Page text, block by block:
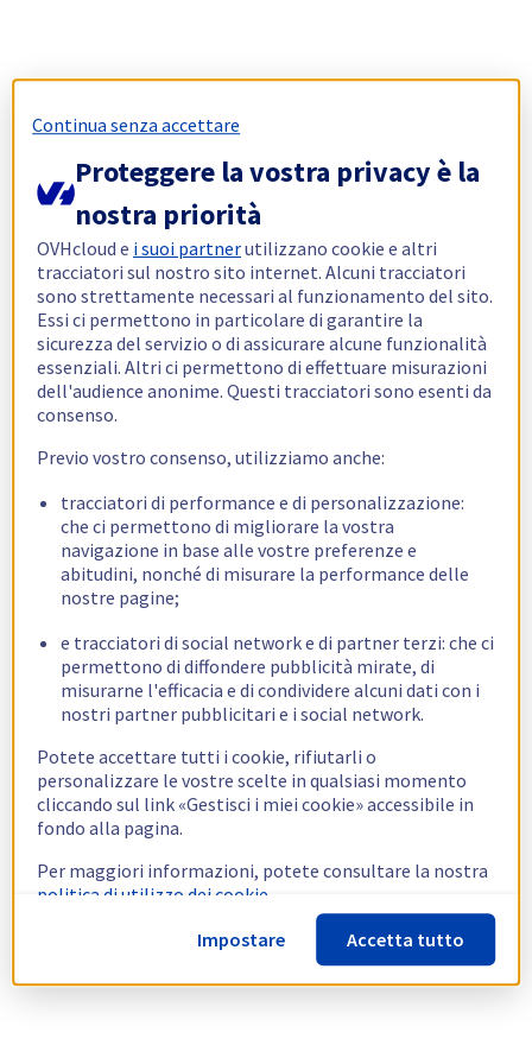
Continua senza accettare
Proteggere la vostra privacy è la
nostra priorità
OVHcloud e i suoi partnerutilizzano cookie e altri
tracciatori sul nostro sito internet. Alcuni tracciatori
sono strettamente necessari al funzionamento del sito.
Essi ci permettono in particolare di garantire la
sicurezza del servizio o di assicurare alcune funzionalità
essenziali. Altri ci permettono di effettuare misurazioni
dell'audience anonime. Questi tracciatori sono esenti da
consenso.
Previo vostro consenso, utilizziamo anche:
tracciatori di performance e di personalizzazione:
che ci permettono di migliorare la vostra
navigazione in base alle vostre preferenze e
abitudini, nonché di misurare la performance delle
nostre pagine;
e tracciatori di social network e di partner terzi: che ci
permettono di diffondere pubblicità mirate, di
misurarne l'efficacia e di condividere alcuni dati con i
nostri partner pubblicitari e i social network.
Potete accettare tutti i cookie, rifiutarli o
personalizzare le vostre scelte in qualsiasi momento
cliccando sul link «Gestisci i miei cookie» accessibile in
fondo alla pagina.
Per maggiori informazioni, potete consultare la nostra
politica di utilizzo dei cookie.
Impostare
Accetta tutto